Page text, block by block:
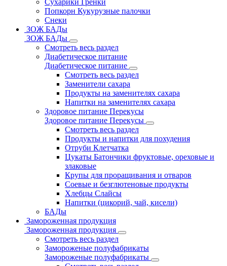
Сухарики Гренки
Попкорн Кукурузные палочки
Снеки
ЗОЖ БАДы
ЗОЖ БАДы
Смотреть весь раздел
Диабетическое питание
Диабетическое питание
Смотреть весь раздел
Заменители сахара
Продукты на заменителях сахара
Напитки на заменителях сахара
Здоровое питание Перекусы
Здоровое питание Перекусы
Смотреть весь раздел
Продукты и напитки для похудения
Отруби Клетчатка
Цукаты Батончики фруктовые, ореховые и
злаковые
Крупы для проращивания и отваров
Соевые и безглютеновые продукты
Хлебцы Слайсы
Напитки (цикорий, чай, кисели)
БАДы
Замороженная продукция
Замороженная продукция
Смотреть весь раздел
Замороженые полуфабрикаты
Замороженые полуфабрикаты